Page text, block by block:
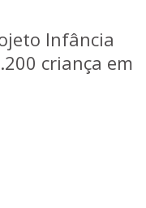
Infância
criança em